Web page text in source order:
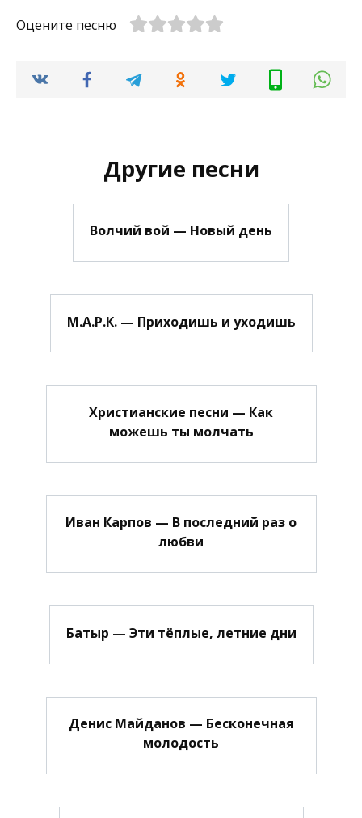
Оцените песню
Другие песни
Волчий вой — Новый день
М.А.Р.К. — Приходишь и уходишь
Христианские песни — Как
можешь ты молчать
Иван Карпов — В последний раз о
любви
Батыр — Эти тёплые, летние дни
Денис Майданов — Бесконечная
молодость